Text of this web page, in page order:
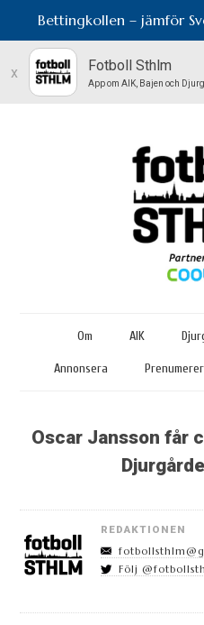
Bettingkollen – jämför
x Fotboll Sthlm
App om AIK, Bajen och
Om AIK
Annonsera
Oscar Jansson får
REDAKTIONEN
Följ